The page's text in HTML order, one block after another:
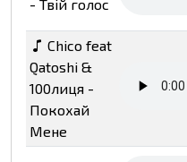
- Твій голос
Chico feat
Qatoshi &
100лиця -
Покохай
Мене